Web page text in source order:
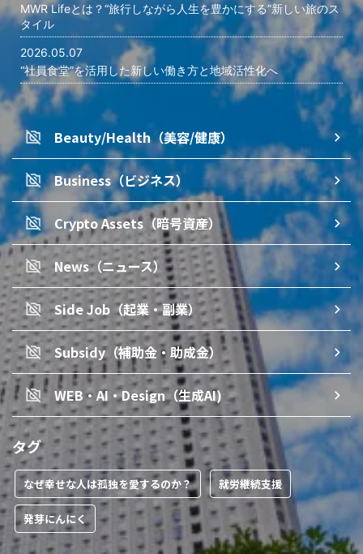
MWR Lifeとは？“旅行しながら人生を豊かにする”新しい旅のス
タイル
2026.05.07
“社員食堂”を活用した新しい働き方と地域活性化へ
Beauty/Health（美容/健康）
Business（ビジネス）
Crypto Assets（暗号資産）
News（ニュース）
Side Job（起業・副業）
Subsidy（補助金・助成金）
WEB・AI・Design（生成AI)
タグ
なぜ幸せな人は孤独を愛するのか？ 就労継続支援
発芽にんにく